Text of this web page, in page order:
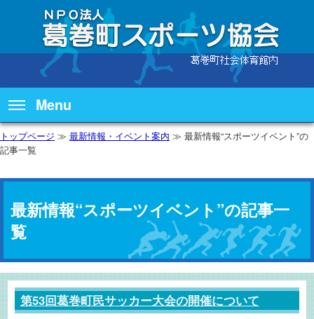
Menu
トップページ ≫ 最新情報・イベント案内 ≫ 最新情報“スポーツイベント”の
記事一覧
最新情報“スポーツイベント”の記事一
覧
第53回葛巻町民サッカー大会の開催について